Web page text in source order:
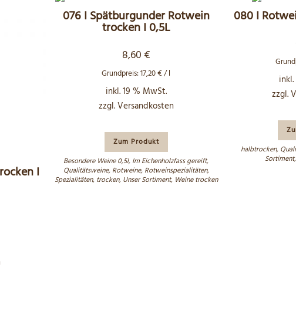
I
076 I Spätburgunder Rotwein
trocken I 0,5L
8,60 €
Grundpreis:17,20€/l
inkl. 19 % MwSt.
zzgl.Versandkosten
Zum Produkt
Besondere Weine 0,5l, Im Eichenholzfass gereift,
Qualitätsweine, Rotweine, Rotweinspezialitäten,
Spezialitäten, trocken, Unser Sortiment, Weine trocken
080 I
zzgl.
halbtrocken,
Sortiment,